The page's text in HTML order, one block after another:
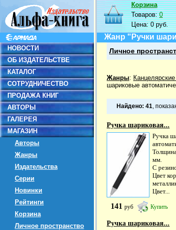
НОВОСТИ
ОБ ИЗДАТЕЛЬСТВЕ
КАТАЛОГ
СОТРУДНИЧЕСТВО
ПРОДАЖА КНИГ
АВТОРЫ
ГАЛЕРЕЯ
МАГАЗИН
Авторы
Жанры
Издательства
Серии
Новинки
Рейтинги
Корзина
Личное пространство
Корзина
Товаров:0
Цена:0 руб.
Жанр "Ручки
Личное
Жанры:
шариковые
Найдено: 41,
Ручка шариковая...
Ручка
мм.
С
Цвет
Цвет...
141 руб Купить
Ручка шариковая...